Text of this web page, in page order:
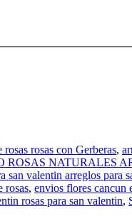
rosas con Gerberas,
ROSAS NATURALES
san valentin arreglos para
rosas, envios flores cancun
rosas para san valentin,